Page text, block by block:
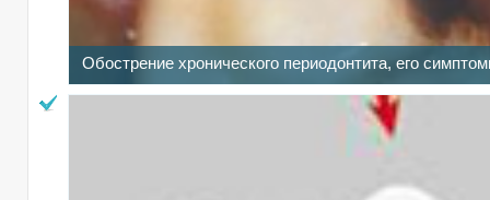
Обострение хронического периодонтита, его